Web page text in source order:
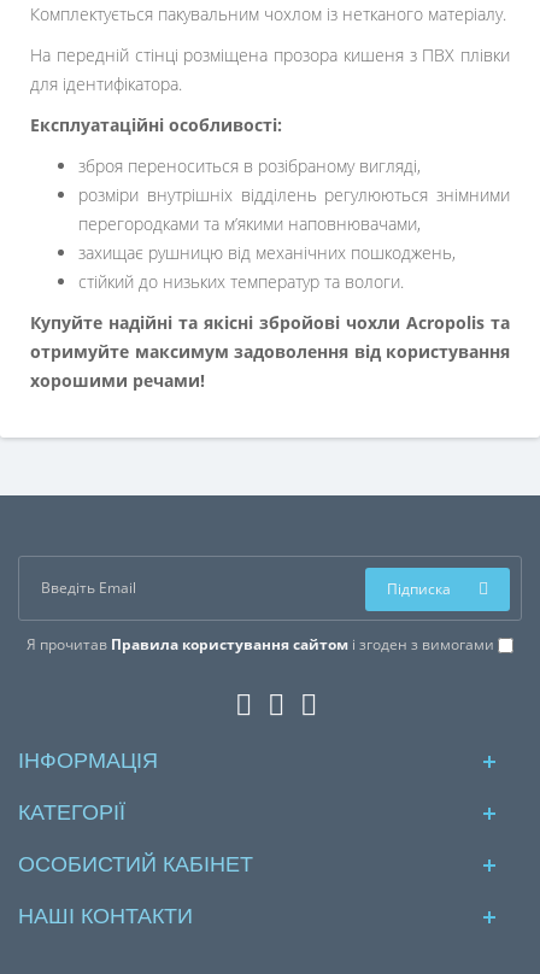
Комплектується пакувальним чохлом із нетканого матеріалу.
На передній стінці розміщена прозора кишеня з ПВХ плівки
для ідентифікатора.
Експлуатаційні особливості:
зброя переноситься в розібраному вигляді,
розміри внутрішніх відділень регулюються знімними
перегородками та м’якими наповнювачами,
захищає рушницю від механічних пошкоджень,
стійкий до низьких температур та вологи.
Купуйте надійні та якісні збройові чохли Acropolis та
отримуйте максимум задоволення від користування
хорошими речами!
Я прочитав Правила користування сайтом і згоден з вимогами
Підписка
ІНФОРМАЦІЯ
КАТЕГОРІЇ
ОСОБИСТИЙ КАБІНЕТ
НАШІ КОНТАКТИ